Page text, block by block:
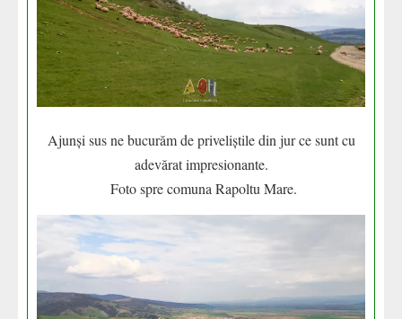
Ajunși sus ne bucurăm de priveliștile din jur ce sunt cu
adevărat impresionante.
Foto spre comuna Rapoltu Mare.